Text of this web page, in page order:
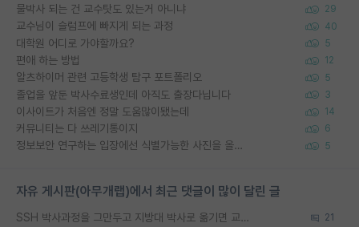
물박사 되는 건 교수탓도 있는거 아니냐 29
교수님이 슬럼프에 빠지게 되는 과정 40
대학원 어디로 가야할까요? 5
편애 하는 방법 12
알츠하이머 관련 고등학생 탐구 포트폴리오 5
졸업을 앞둔 박사수료생인데 아직도 출장다닙니다 3
이사이트가 처음엔 정말 도움많이됐는데 14
커뮤니티는 다 쓰레기통이지 6
정보보안 연구하는 입장에선 식별가능한 사진을 올리는건 비추이긴함 5
자유 게시판(아무개랩)에서 최근 댓글이 많이 달린 글
SSH 박사과정을 그만두고 지방대 박사로 옮기면 교수의 꿈은 끝일까요? 21